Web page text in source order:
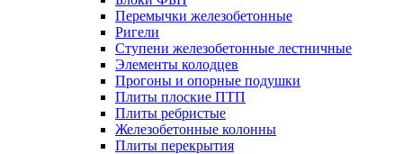
Перемычки железобетонные
Ригели
Ступени железобетонные лестничные
Элементы колодцев
Прогоны и опорные подушки
Плиты плоские ПТП
Плиты ребристые
Железобетонные колонны
Плиты перекрытия